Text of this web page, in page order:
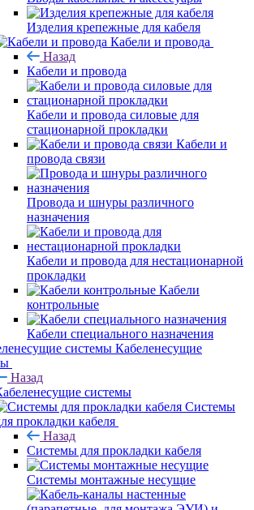
Изделия крепежные для кабеля
Кабели и провода
Назад
Кабели и провода
Кабели и провода силовые для
стационарной прокладки
Кабели и
провода связи
Провода и шнуры различного
назначения
Кабели и провода для нестационарной
прокладки
Кабели
контрольные
Кабели специального назначения
Кабеленесущие
Назад
системы
Системы
прокладки кабеля
Назад
Системы для прокладки кабеля
Системы монтажные несущие